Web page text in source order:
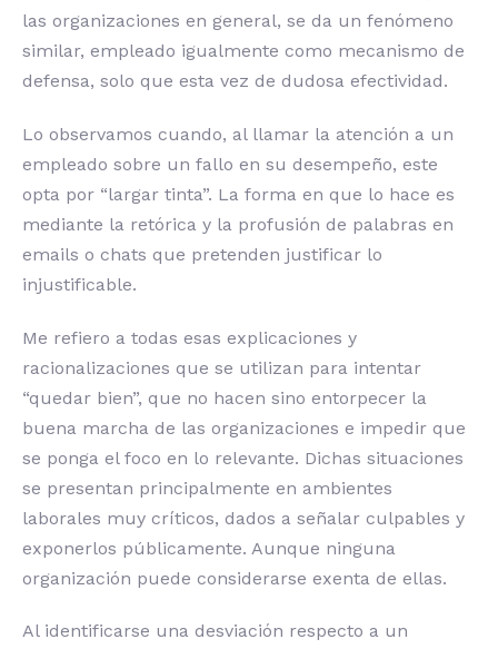
las organizaciones en general, se da un fenómeno
similar, empleado igualmente como mecanismo de
defensa, solo que esta vez de dudosa efectividad.
Lo observamos cuando, al llamar la atención a un
empleado sobre un fallo en su desempeño, este
opta por “largar tinta”. La forma en que lo hace es
mediante la retórica y la profusión de palabras en
emails o chats que pretenden justificar lo
injustificable.
Me refiero a todas esas explicaciones y
racionalizaciones que se utilizan para intentar
“quedar bien”, que no hacen sino entorpecer la
buena marcha de las organizaciones e impedir que
se ponga el foco en lo relevante. Dichas situaciones
se presentan principalmente en ambientes
laborales muy críticos, dados a señalar culpables y
exponerlos públicamente. Aunque ninguna
organización puede considerarse exenta de ellas.
Al identificarse una desviación respecto a un